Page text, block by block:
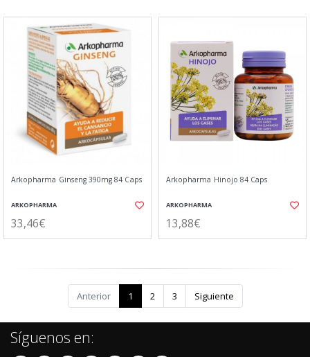
Arkopharma Ginseng 390mg 84 Caps
ARKOPHARMA
33,46€
Arkopharma Hinojo 84 Caps
ARKOPHARMA
13,88€
Anterior 1 2 3 Siguiente
Síguenos en: